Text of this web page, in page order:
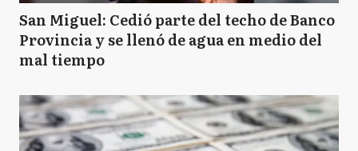
San Miguel: Cedió parte del techo de Banco
Provincia y se llenó de agua en medio del
mal tiempo